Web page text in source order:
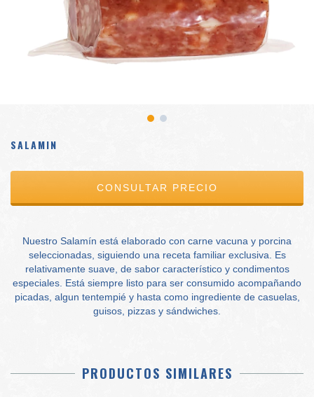
SALAMIN
Nuestro Salamín está elaborado con carne vacuna y porcina
seleccionadas, siguiendo una receta familiar exclusiva. Es
relativamente suave, de sabor característico y condimentos
especiales. Está siempre listo para ser consumido acompañando
picadas, algun tentempié y hasta como ingrediente de casuelas,
guisos, pizzas y sándwiches.
PRODUCTOS SIMILARES